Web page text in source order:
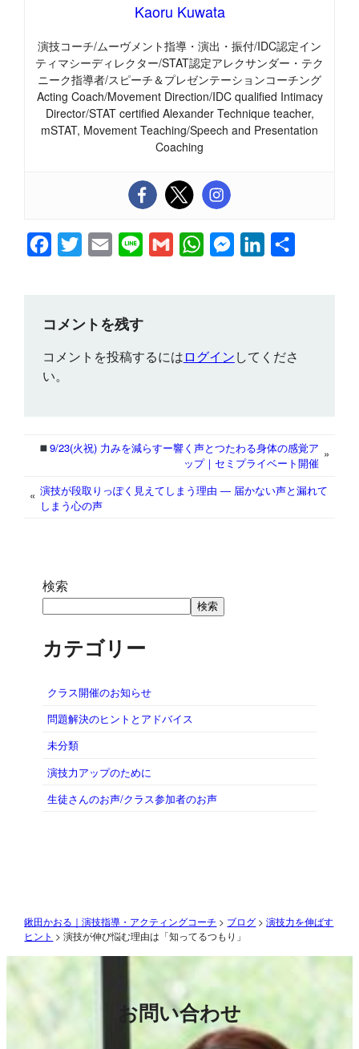
Kaoru Kuwata
演技コーチ/ムーヴメント指導・演出・振付/IDC認定イン
ティマシーディレクター/STAT認定アレクサンダー・テク
ニーク指導者/スピーチ＆プレゼンテーションコーチング
Acting Coach/Movement Direction/IDC qualified Intimacy
Director/STAT certified Alexander Technique teacher,
mSTAT, Movement Teaching/Speech and Presentation
Coaching
e
o
o
e
E
i
e
G
W
A
M
n
d
コメントを残す
コメントを投稿するにはログインしてくださ
い。
9/23(火祝) 力みを減らすー響く声とつたわる身体の感覚ア
ップ｜セミプライベート開催
»
« 演技が段取りっぽく見えてしまう理由 ― 届かない声と漏れて
しまう心の声
検索
検索
カテゴリー
クラス開催のお知らせ
問題解決のヒントとアドバイス
未分類
演技力アップのために
生徒さんのお声/クラス参加者のお声
鍬田かおる｜演技指導・アクティングコーチ > ブログ >演技力を伸ばす
ヒント >演技が伸び悩む理由は「知ってるつもり」
お問い合わせ